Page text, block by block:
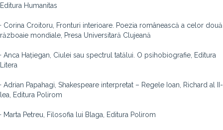
Editura Humanitas
· Corina Croitoru, Fronturi interioare. Poezia românească a celor două
războaie mondiale, Presa Universitară Clujeană
· Anca Hațiegan, Ciulei sau spectrul tatălui. O psihobiografie, Editura
Litera
· Adrian Papahagi, Shakespeare interpretat – Regele Ioan, Richard al II-
lea, Editura Polirom
· Marta Petreu, Filosofia lui Blaga, Editura Polirom